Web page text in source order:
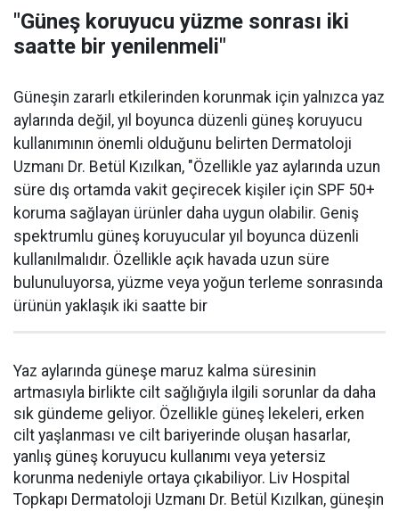
"Güneş koruyucu yüzme sonrası iki
saatte bir yenilenmeli"
Güneşin zararlı etkilerinden korunmak için yalnızca yaz
aylarında değil, yıl boyunca düzenli güneş koruyucu
kullanımının önemli olduğunu belirten Dermatoloji
Uzmanı Dr. Betül Kızılkan, "Özellikle yaz aylarında uzun
süre dış ortamda vakit geçirecek kişiler için SPF 50+
koruma sağlayan ürünler daha uygun olabilir. Geniş
spektrumlu güneş koruyucular yıl boyunca düzenli
kullanılmalıdır. Özellikle açık havada uzun süre
bulunuluyorsa, yüzme veya yoğun terleme sonrasında
ürünün yaklaşık iki saatte bir
Yaz aylarında güneşe maruz kalma süresinin
artmasıyla birlikte cilt sağlığıyla ilgili sorunlar da daha
sık gündeme geliyor. Özellikle güneş lekeleri, erken
cilt yaşlanması ve cilt bariyerinde oluşan hasarlar,
yanlış güneş koruyucu kullanımı veya yetersiz
korunma nedeniyle ortaya çıkabiliyor. Liv Hospital
Topkapı Dermatoloji Uzmanı Dr. Betül Kızılkan, güneşin